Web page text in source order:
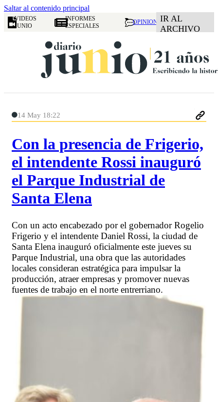
Saltar al contenido principal
VIDEOS
JUNIO
INFORMES
ESPECIALES
OPINION IR AL
ARCHIVO
14 May 18:22
Con la presencia de Frigerio,
el intendente Rossi inauguró
el Parque Industrial de
Santa Elena
Con un acto encabezado por el gobernador Rogelio
Frigerio y el intendente Daniel Rossi, la ciudad de
Santa Elena inauguró oficialmente este jueves su
Parque Industrial, una obra que las autoridades
locales consideran estratégica para impulsar la
producción, atraer empresas y promover nuevas
fuentes de trabajo en el norte entrerriano.